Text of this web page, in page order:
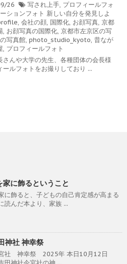
26 写され上手, プロフィールフォ
ションフォト 新しい自分を発見しよ
, 会社の顔, 国際化, お顔写真, 京都
, お顔写真の国際化, 京都市左京区の写
写真館, photo_studio_kyoto, 昔なが
, プロフィールフォト
さんや大学の先生、各種団体の会長様
ールフォトをお撮りしており ...
家に飾るということ
に飾ると、子どもの自己肯定感が高まる
読んだ本より、家族 ...
神社 神幸祭
社 神幸祭 2025年 本日10月12日